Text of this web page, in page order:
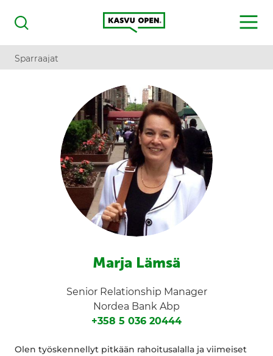
Haku
Kasvu Open
MENU
Sparraajat
Marja Lämsä
Senior Relationship Manager
Nordea Bank Abp
+358 5 036 20444
Olen työskennellyt pitkään rahoitusalalla ja viimeiset